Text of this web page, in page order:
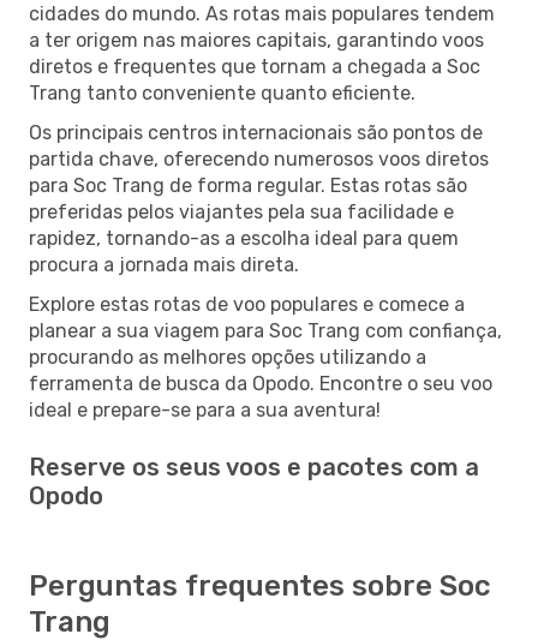
cidades do mundo. As rotas mais populares tendem
a ter origem nas maiores capitais, garantindo voos
diretos e frequentes que tornam a chegada a Soc
Trang tanto conveniente quanto eficiente.
Os principais centros internacionais são pontos de
partida chave, oferecendo numerosos voos diretos
para Soc Trang de forma regular. Estas rotas são
preferidas pelos viajantes pela sua facilidade e
rapidez, tornando-as a escolha ideal para quem
procura a jornada mais direta.
Explore estas rotas de voo populares e comece a
planear a sua viagem para Soc Trang com confiança,
procurando as melhores opções utilizando a
ferramenta de busca da Opodo. Encontre o seu voo
ideal e prepare-se para a sua aventura!
Reserve os seus voos e pacotes com a
Opodo
Perguntas frequentes sobre Soc
Trang